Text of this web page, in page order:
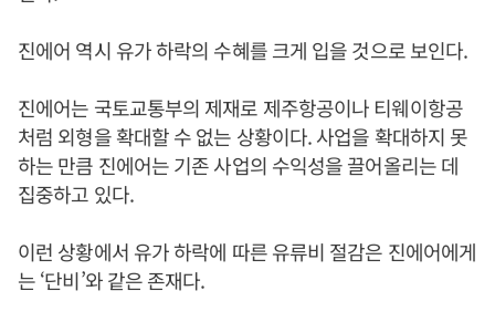
진에어 역시 유가 하락의 수혜를 크게 입을 것으로 보인다.
진에어는 국토교통부의 제재로 제주항공이나 티웨이항공
처럼 외형을 확대할 수 없는 상황이다. 사업을 확대하지 못
하는 만큼 진에어는 기존 사업의 수익성을 끌어올리는 데
집중하고 있다.
이런 상황에서 유가 하락에 따른 유류비 절감은 진에어에게
는 ‘단비’와 같은 존재다.